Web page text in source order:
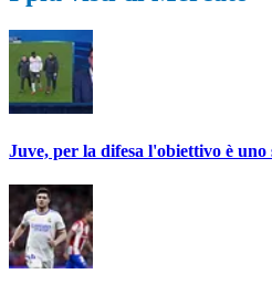
Juve, per la difesa l'obiettivo è